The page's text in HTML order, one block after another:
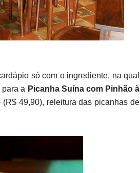
só com o ingrediente, na qual
a Picanha Suína com Pinhão à
49,90), releitura das picanhas de